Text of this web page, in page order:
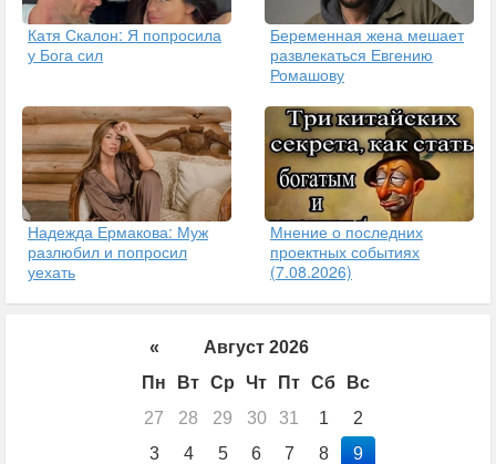
Катя Скалон: Я попросила
у Бога сил
Беременная жена мешает
развлекаться Евгению
Ромашову
Надежда Ермакова: Муж
разлюбил и попросил
уехать
Мнение о последних
проектных событиях
(7.08.2026)
«
Август 2026
Пн
Вт Ср Чт Пт Сб
Вс
27
28 29 30 31 1
2
3
4 5 6 7 8
9